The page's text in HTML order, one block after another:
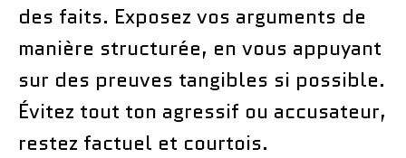
des faits. Exposez vos arguments de
manière structurée, en vous appuyant
sur des preuves tangibles si possible.
Évitez tout ton agressif ou accusateur,
restez factuel et courtois.